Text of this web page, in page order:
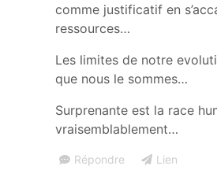
comme justificatif en
ressources…
Les limites de notre
que nous le sommes…
Surprenante est la race
vraisemblablement…
Répondre Lien